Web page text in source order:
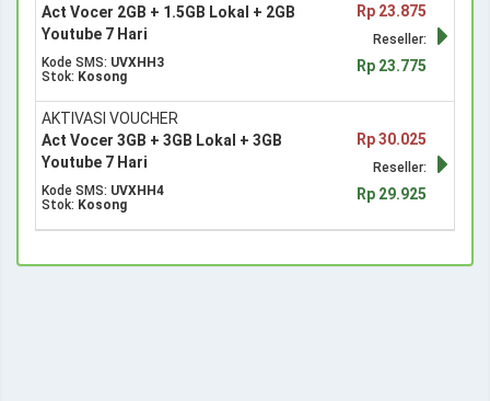
Act Vocer 2GB + 1.5GB Lokal + 2GB
Youtube 7 Hari
Kode SMS: UVXHH3
Stok: Kosong
Rp 23.875
Reseller:
Rp 23.775
AKTIVASI VOUCHER
Act Vocer 3GB + 3GB Lokal + 3GB
Youtube 7 Hari
Kode SMS: UVXHH4
Stok: Kosong
Rp 30.025
Reseller:
Rp 29.925